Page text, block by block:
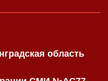
область